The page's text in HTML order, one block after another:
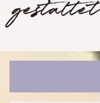
gestaltet